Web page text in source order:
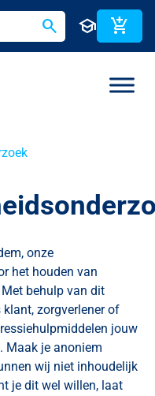
search school add_shopping_cart
onze
het houden van
behulp van dit
zorgverlener of
jouw
Maak je anoniem
wij niet inhoudelijk
je dit wel willen, laat